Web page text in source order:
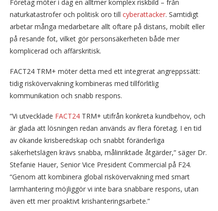
Företag möter i dag en alltmer komplex riskbild – från
naturkatastrofer och politisk oro till cyberattacker. Samtidigt
arbetar många medarbetare allt oftare på distans, mobilt eller
på resande fot, vilket gör personsäkerheten både mer
komplicerad och affärskritisk.
FACT24 TRM+ möter detta med ett integrerat angreppssätt:
tidig riskövervakning kombineras med tillförlitlig
kommunikation och snabb respons.
“Vi utvecklade FACT24 TRM+ utifrån konkreta kundbehov, och
är glada att lösningen redan används av flera företag. I en tid
av ökande krisberedskap och snabbt föränderliga
säkerhetslägen krävs snabba, målinriktade åtgärder,” säger Dr.
Stefanie Hauer, Senior Vice President Commercial på F24.
“Genom att kombinera global riskövervakning med smart
larmhantering möjliggör vi inte bara snabbare respons, utan
även ett mer proaktivt krishanteringsarbete.”